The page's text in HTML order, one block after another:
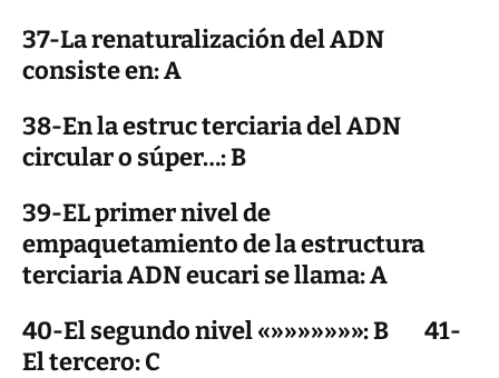
37-La renaturalización del ADN
consiste en: A
38-En la estruc terciaria del ADN
circular o súper…: B
39-EL primer nivel de
empaquetamiento de la estructura
terciaria ADN eucari se llama: A
40-El segundo nivel «»»»»»»»: B 41-
El tercero: C